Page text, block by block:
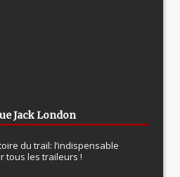
Jack London
du trail: l’indispensable
tous les traileurs !